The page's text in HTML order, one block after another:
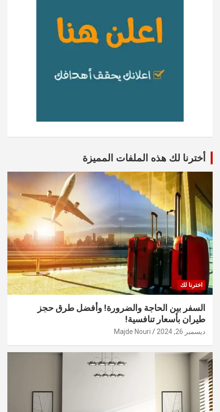
أخترنا لك هذه الملفات المميزة
اخترنا لك
السفر بين الحاجة والضرورة! وأفضل طرق حجز
طيران بأسعار تنافسية!
ديسمبر 26, 2024 Majde Nouri